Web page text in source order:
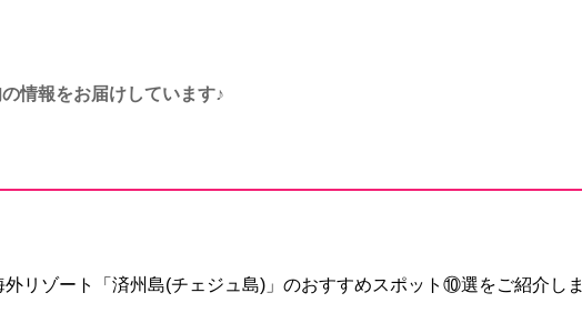
情報をお届けしています♪
外リゾート「済州島(チェジュ島)」のおすすめスポット⑩選をご紹介しま